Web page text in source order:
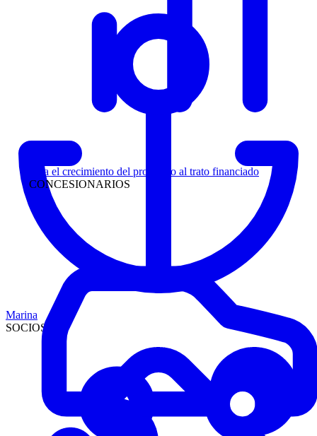
Siga el crecimiento del prospecto al trato financiado
CONCESIONARIOS
Marina
SOCIOS